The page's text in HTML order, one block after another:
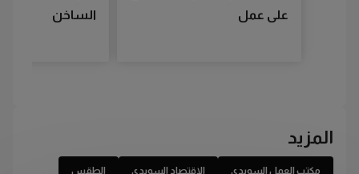
على عمل
الساخن
المزيد
مكتب العمل السويدي الاقتصاد السويدي الطقس